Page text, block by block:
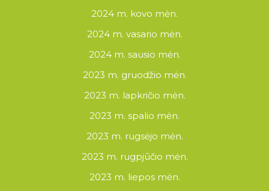
2024 m. kovo mėn.
2024 m. vasario mėn.
2024 m. sausio mėn.
2023 m. gruodžio mėn.
2023 m. lapkričio mėn.
2023 m. spalio mėn.
2023 m. rugsėjo mėn.
2023 m. rugpjūčio mėn.
2023 m. liepos mėn.